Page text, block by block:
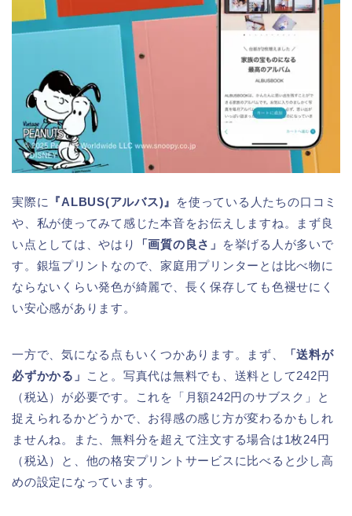
実際に 『ALBUS(アルバス)』
を使っている人たちの口コミ
や、私が使ってみて感じた本音をお伝えしますね。まず良
い点としては、やはり
「画質の良さ」
を挙げる人が多いで
す。銀塩プリントなので、家庭用プリンターとは比べ物に
ならないくらい発色が綺麗で、長く保存しても色褪せにく
い安心感があります。
一方で、気になる点もいくつかあります。まず、
「送料が
必ずかかる」
こと。写真代は無料でも、送料として242円
（税込）が必要です。これを「月額242円のサブスク」と
捉えられるかどうかで、お得感の感じ方が変わるかもしれ
ませんね。また、無料分を超えて注文する場合は1枚24円
（税込）と、他の格安プリントサービスに比べると少し高
めの設定になっています。